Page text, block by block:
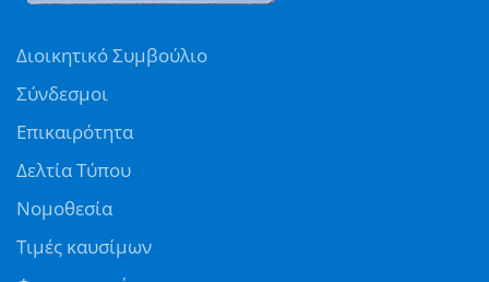
Διοικητικό Συμβούλιο
Σύνδεσμοι
Επικαιρότητα
Δελτία Τύπου
Νομοθεσία
Τιμές καυσίμων